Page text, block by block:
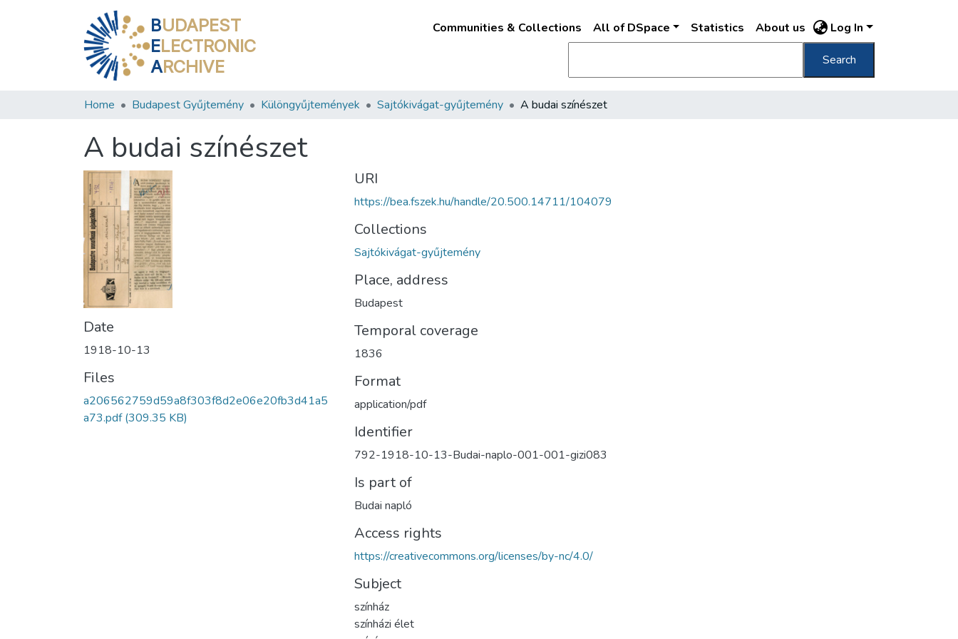
BUDAPEST
ELECTRONIC
ARCHIVE
Communities & Collections All of DSpace Statistics About us Log In
Search
Home Budapest Gyűjtemény Különgyűjtemények Sajtókivágat-gyűjtemény A budai színészet
A budai színészet
Date
1918-10-13
Files
a206562759d59a8f303f8d2e06e20fb3d41a5
a73.pdf(309.35 KB)
URI
https://bea.fszek.hu/handle/20.500.14711/104079
Collections
Sajtókivágat-gyűjtemény
Place, address
Budapest
Temporal coverage
1836
Format
application/pdf
Identifier
792-1918-10-13-Budai-naplo-001-001-gizi083
Is part of
Budai napló
Access rights
https://creativecommons.org/licenses/by-nc/4.0/
Subject
színház
színházi élet